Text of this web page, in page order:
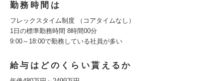
勤務時間は
フレックスタイム制度 （コアタイムなし）
1日の標準勤務時間 8時間00分
9:00～18:00で勤務している社員が多い
給与はどのくらい貰えるか